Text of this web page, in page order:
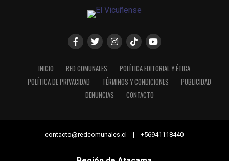
INICIO RED COMUNALES
POLÍTICA EDITORIAL Y ÉTICA
POLÍTICA DE PRIVACIDAD
TÉRMINOS Y CONDICIONES
PUBLICIDAD
DENUNCIAS
CONTACTO
contacto@redcomunales.cl | +56941118440